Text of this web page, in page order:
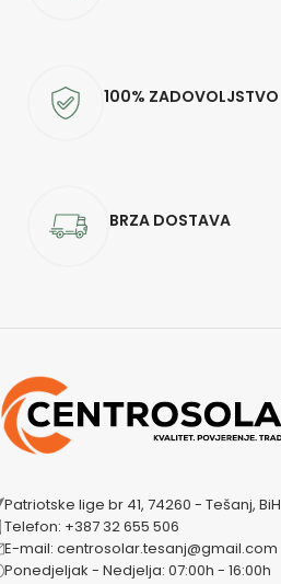
100% ZADOVOLJSTVO
BRZA DOSTAVA
Patriotske lige br 41, 74260 - Tešanj, BiH
Telefon: +387 32 655 506
E-mail: centrosolar.tesanj@gmail.com
Ponedjeljak - Nedjelja: 07:00h - 16:00h